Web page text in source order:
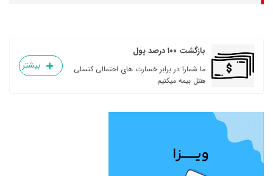
بازگشت ۱۰۰ درصد پول
ما شمارا در برابر خسارت های احتمالی کنسلی
هتل بیمه میکنیم
بیشتر